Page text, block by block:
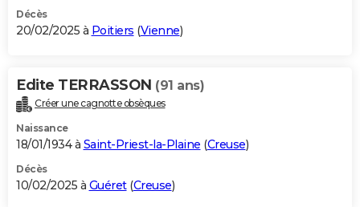
Décès
20/02/2025 à Poitiers (Vienne)
Edite TERRASSON (91 ans)
Créer une cagnotte obsèques
Naissance
18/01/1934 à Saint-Priest-la-Plaine (Creuse)
Décès
10/02/2025 à Guéret(Creuse)